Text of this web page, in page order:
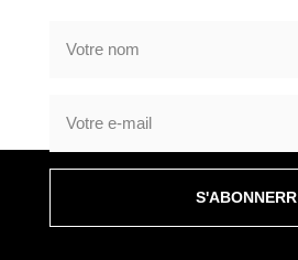
S'ABONNERR